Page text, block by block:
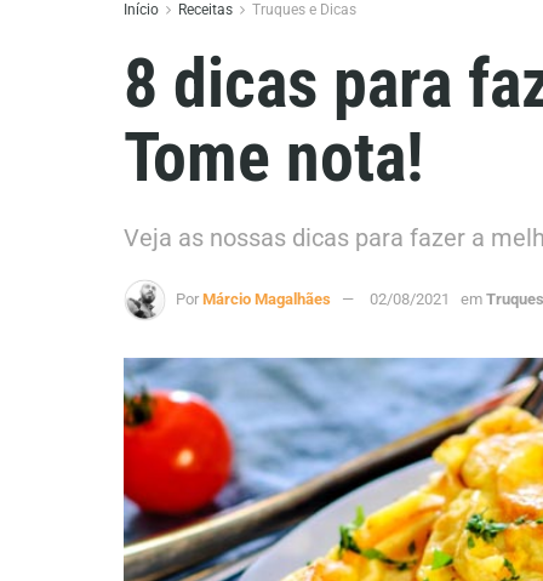
Início Receitas Truques e Dicas
8 dicas para
Tome nota!
Veja as nossas dicas para fazer a
Por Márcio Magalhães 02/08/2021 em